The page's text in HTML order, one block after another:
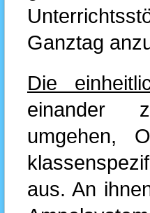
Ganztag
Die
einander
umgehen,
aus. An